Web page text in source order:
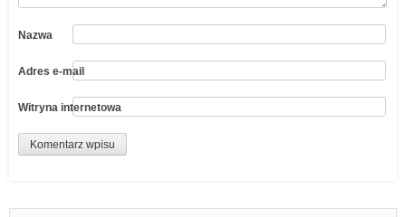
Nazwa
Adres e-mail
Witryna internetowa